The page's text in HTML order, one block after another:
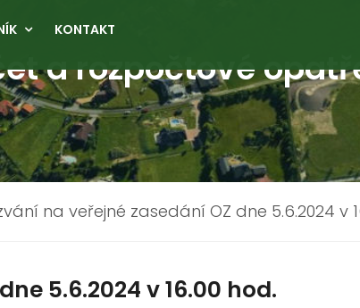
KONTAKT
a rozpočtové
na veřejné zasedání OZ dne 5.6.2024 v
5.6.2024 v 16.00 hod.